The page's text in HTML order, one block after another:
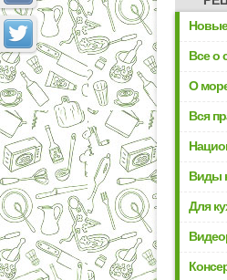
Все о
О
Вся
Виды
Для